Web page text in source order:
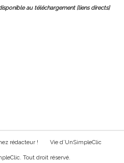
disponible au téléchargement [liens directs]
rédacteur ! Vie d’UnSimpleClic
Tout droit réservé.